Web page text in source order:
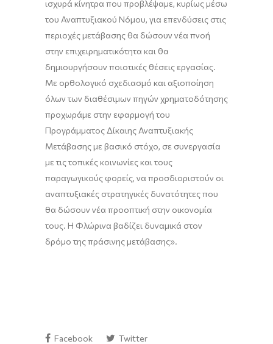
ισχυρά κίνητρα που προβλέψαμε, κυρίως μέσω
του Αναπτυξιακού Νόμου, για επενδύσεις στις
περιοχές μετάβασης θα δώσουν νέα πνοή
στην επιχειρηματικότητα και θα
δημιουργήσουν ποιοτικές θέσεις εργασίας.
Με ορθολογικό σχεδιασμό και αξιοποίηση
όλων των διαθέσιμων πηγών χρηματοδότησης
προχωράμε στην εφαρμογή του
Προγράμματος Δίκαιης Αναπτυξιακής
Μετάβασης με βασικό στόχο, σε συνεργασία
με τις τοπικές κοινωνίες και τους
παραγωγικούς φορείς, να προσδιοριστούν οι
αναπτυξιακές στρατηγικές δυνατότητες που
θα δώσουν νέα προοπτική στην οικονομία
τους. Η Φλώρινα βαδίζει δυναμικά στον
δρόμο της πράσινης μετάβασης».
Facebook Twitter